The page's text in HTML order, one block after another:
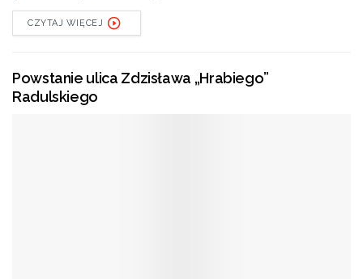
CZYTAJ WIĘCEJ
Powstanie ulica Zdzisława „Hrabiego”
Radulskiego